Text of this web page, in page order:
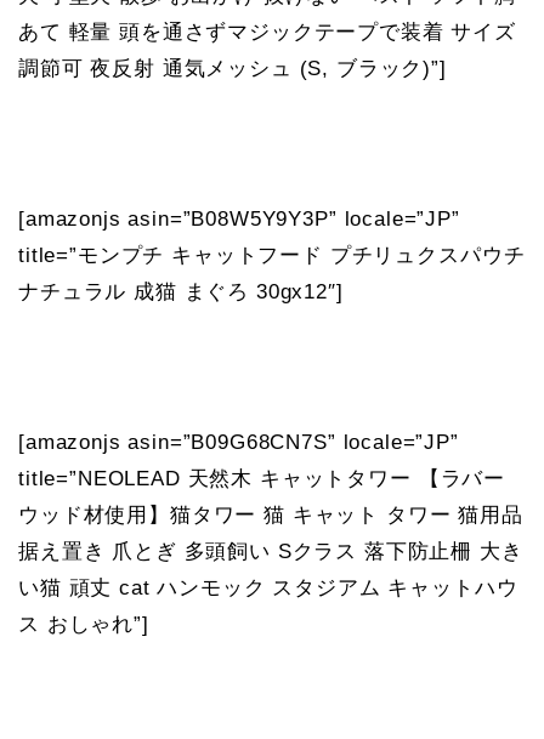
あて 軽量 頭を通さずマジックテープで装着 サイズ
調節可 夜反射 通気メッシュ (S, ブラック)”]
[amazonjs asin=”B08W5Y9Y3P” locale=”JP”
title=”モンプチ キャットフード プチリュクスパウチ
ナチュラル 成猫 まぐろ 30gx12″]
[amazonjs asin=”B09G68CN7S” locale=”JP”
title=”NEOLEAD 天然木 キャットタワー 【ラバー
ウッド材使用】猫タワー 猫 キャット タワー 猫用品
据え置き 爪とぎ 多頭飼い Sクラス 落下防止柵 大き
い猫 頑丈 cat ハンモック スタジアム キャットハウ
ス おしゃれ”]